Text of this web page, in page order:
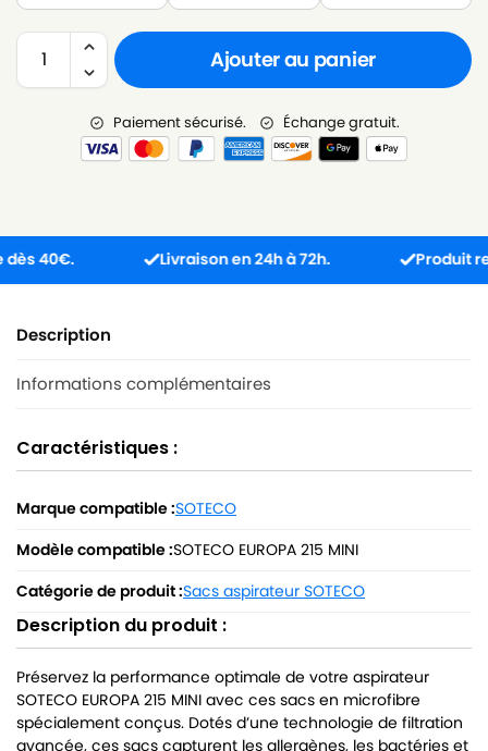
Ajouter au panier
Paiement sécurisé. Échange gratuit.
Livraison en 24h à 72h. Produit reçu
Description
Informations complémentaires
Caractéristiques :
Marque compatible :SOTECO
Modèle compatible :SOTECO EUROPA 215 MINI
Catégorie de produit :Sacs aspirateur SOTECO
Description du produit :
Préservez la performance optimale de votre aspirateur
SOTECO EUROPA 215 MINI avec ces sacs en microfibre
spécialement conçus. Dotés d’une technologie de filtration
avancée, ces sacs capturent les allergènes, les bactéries et